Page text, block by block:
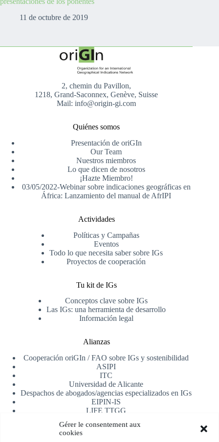
Gérer le consentement aux
cookies
11 de octubre de 2019
2, chemin du Pavillon,
1218, Grand-Saconnex, Genève, Suisse
Mail: info@origin-gi.com
Quiénes somos
Presentación de oriGIn
Our Team
Nuestros miembros
Lo que dicen de nosotros
¡Hazte Miembro!
03/05/2022-Webinar sobre indicaciones geográficas en
África: Lanzamiento del manual de AfrIPI
Actividades
Políticas y Campañas
Eventos
Todo lo que necesita saber sobre IGs
Proyectos de cooperación
Tu kit de IGs
Conceptos clave sobre IGs
Las IGs: una herramienta de desarrollo
Información legal
Alianzas
Cooperación oriGIn / FAO sobre IGs y sostenibilidad
ASIPI
ITC
Universidad de Alicante
Despachos de abogados/agencias especializados en IGs
EIPIN-IS
LIFE TTGG